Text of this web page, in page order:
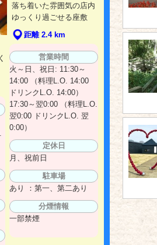
落ち着いた雰囲気の店内
ゆっくり過ごせる座敷
距離 2.4 km
営業時間
火～日、祝日: 11:30～
14:00 （料理L.O. 14:00
ドリンクL.O. 14:00）
17:30～翌0:00 （料理L.O.
翌0:00 ドリンクL.O. 翌
0:00）
定休日
月、祝前日
駐車場
あり ：第一、第二あり
分煙情報
一部禁煙